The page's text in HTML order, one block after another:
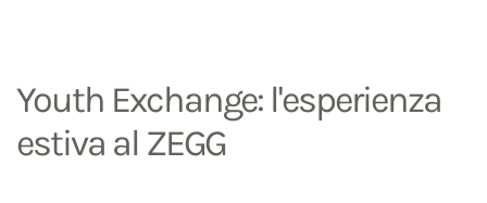
Youth Exchange: l'esperienza
estiva al ZEGG